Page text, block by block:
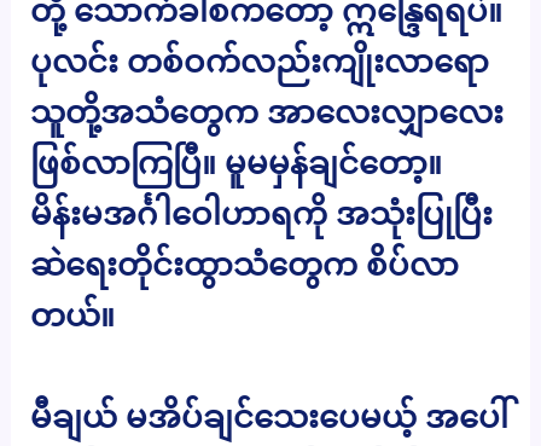
တို့ သောက်ခါစကတော့ ဣန္ဒြေရရပဲ။
ပုလင်း တစ်ဝက်လည်းကျိုးလာရော
သူတို့အသံတွေက အာလေးလျှာလေး
ဖြစ်လာကြပြီ။ မူမမှန်ချင်တော့။
မိန်းမအင်္ဂါဝေါဟာရကို အသုံးပြုပြီး
ဆဲရေးတိုင်းထွာသံတွေက စိပ်လာ
တယ်။
မီချယ် မအိပ်ချင်သေးပေမယ့် အပေါ်